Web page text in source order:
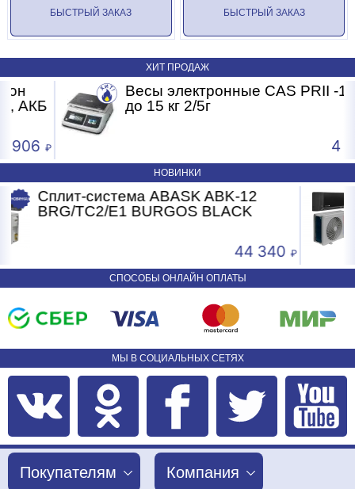
БЫСТРЫЙ ЗАКАЗ БЫСТРЫЙ ЗАКАЗ
ХИТ ПРОДАЖ
Весы электронные CAS PRII -15CD
до 15 кг 2/5г
НОВИНКИ
Сплит-система ABASK ABK-07
BRG/TC2/E1 BURGOS BLACK
24
СПОСОБЫ ОНЛАЙН ОПЛАТЫ
МЫ В СОЦИАЛЬНЫХ СЕТЯХ
Покупателям Компания